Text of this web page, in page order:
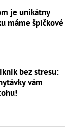
je unikátny
máme špičkové
bez stresu:
vám